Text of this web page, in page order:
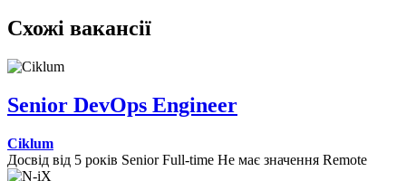
Схожі вакансії
Senior DevOps Engineer
Ciklum
Досвід від 5 років Senior Full-time Не має значення Remote